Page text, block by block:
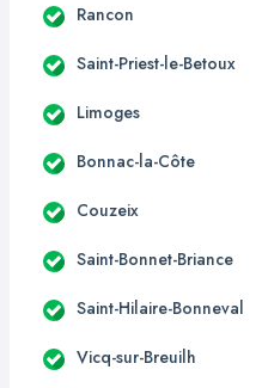
Rancon
Saint-Priest-le-Betoux
Limoges
Bonnac-la-Côte
Couzeix
Saint-Bonnet-Briance
Saint-Hilaire-Bonneval
Vicq-sur-Breuilh